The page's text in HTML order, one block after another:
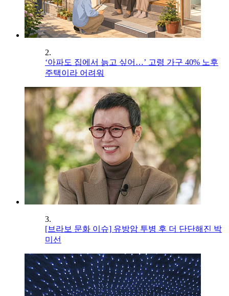
2.
‘아파도 집에서 늙고 싶어…’ 고령 가구 40% 노후
주택이라 어려워
3.
[브라보 문화 이슈] 유방암 투병 후 더 단단해진 박
미선